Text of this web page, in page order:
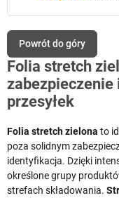
Powrót do góry
Folia stretch
zabezpieczenie
przesyłek
Folia stretch zielona to
poza solidnym
identyfikacja. Dzięki
określone grupy
strefach składowania.